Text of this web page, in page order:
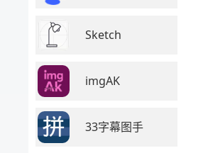
Sketch
imgAK
33字幕图手